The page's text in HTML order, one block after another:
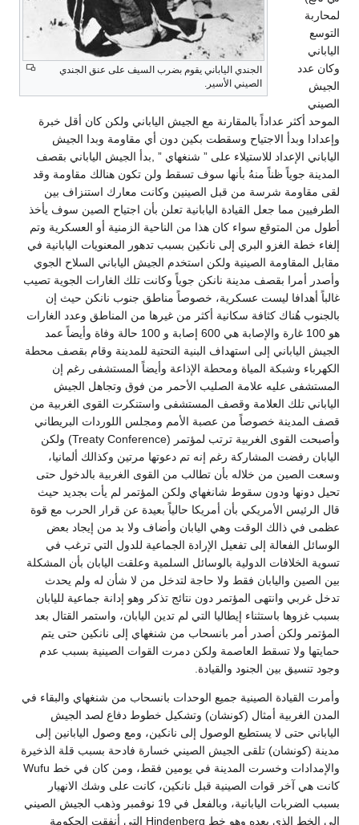
الجندي الياباني يقوم بضرب السيف على عنق الجندي
الصيني الأسير.
لمحاربة
التوسع
الياباني
وكان عدد
الجيش
الصيني
الموحد أكثر عداداً بالمقارنة مع الجيش الياباني ولكن كان أقل خبرة
وإعدادا وبدأ الاجتياح وسقطت بكين دون أي مقاومة وبدا الجيش
الياباني الإعداد للاستيلاء على ” شنغهاي ” ,بدأ الجيش الياباني بقصف
المدينة جوياً ظناً منهُ بأنها سوف تسقط ولن تكون هنالك مقاومة وقد
لقى مقاومة شرسة من قبل الصينين وكانت معارك استنزاف بين
الطرفيين مما جعل القيادة اليابانية تعلن بأن اجتياح الصين سوف يأخذ
أطول من المتوقع سواء كان هذا من الناحية الزمنية أو العسكرية وتم
إلغاء خطة الغزو البري إلى نانكين بسبب تدهور المعنويات اليابانية في
مقابل المقاومة الصينية ولكن استخدم الجيش الياباني السلاح الجوي
وأصدر أمرا بقصف مدينة نانكن جوياً وكانت تلك الغارات الجوية تصيب
غالباً أهدافا ليست عسكرية، خصوصاً مناطق جنوب نانكن حيث إن
بالجنوب هُناك كثافة سكانية أكثر من غيرها من المناطق وعدد الغارات
هو 100 غارة والإصابة هي 600 إصابة و 100 حالة وفاة وأيضاً عمد
الجيش الياباني إلى استهداف البنية التحتية للمدينة وقام بقصف محطة
الكهرباء وشبكة المياة ومحطة الإذاعة وأيضاً المستشفى رغم إن
المستشفى عليه علامة الصليب الأحمر من فوق وتجاهل الجيش
الياباني تلك العلامة وقصف المستشفى واستنكرت القوى الغربية من
قصف المدينة خصوصاً من عصبة الأمم ومجلس اللوردات البريطاني
وأصبحت القوى الغربية ترتب لمؤتمر (Treaty Conference) ولكن
اليابان رفضت المشاركة رغم إنه تم دعوتها مرتين وكذالك ألمانيا،
وسعت الصين من خلاله بأن تطالب من القوى الغربية بالدخول حتى
تحيل دونها ودون سقوط شانغهاي ولكن المؤتمر لم يأت بجديد حيث
قال الرئيس الأمريكي بأن أمريكا حالياً بعيدة عن قرار الحرب مع قوة
عظمى في ذالك الوقت وهي اليابان وأضاف ولا بد من إيجاد بعض
الوسائل الفعالة إلى تفعيل الإرادة الجماعية للدول التي ترغب في
تسوية الخلافات الدولية بالوسائل السلمية وعلقت اليابان بأن المشكلة
بين الصين واليابان فقط ولا حاجة لتدخل من لا شأن له ولم يحدث
تدخل غربي وانتهى المؤتمر دون نتائج تذكر وهو إدانة جماعية لليابان
بسبب غزوها باستثناء إيطاليا التي لم تدين اليابان، واستمر القتال بعد
المؤتمر ولكن أصدر أمر بانسحاب من شنغهاي إلى نانكين حتى يتم
حمايتها ولا تسقط العاصمة ولكن دمرت القوات الصينية بسبب عدم
وجود تنسيق بين الجنود والقيادة.
وأمرت القيادة الصينية جميع الوحدات بانسحاب من شنغهاي والبقاء في
المدن الغربية أمثال (كونشان) وتشكيل خطوط دفاع لصد الجيش
الياباني حتى لا يستطيع الوصول إلى نانكين، ومع وصول اليابانين إلى
مدينة (كونشان) تلقى الجيش الصيني خسارة فادحة بسبب قلة الذخيرة
والإمدادات وخسرت المدينة في يومين فقط، ومن كان في خط Wufu
كانت هي آخر قوات الصينية قبل نانكين، كانت على وشك الانهيار
بسبب الضربات اليابانية، وبالفعل في 19 نوفمبر وذهب الجيش الصيني
إلى الخط الذي بعده وهو خط Hindenberg التي أنفقت الحكومة